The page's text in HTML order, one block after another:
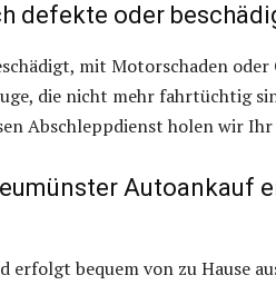
defekte oder
mit Motorschaden oder
die nicht mehr fahrtüchtig
Abschleppdienst holen wir
Autoankauf
bequem von zu Hause